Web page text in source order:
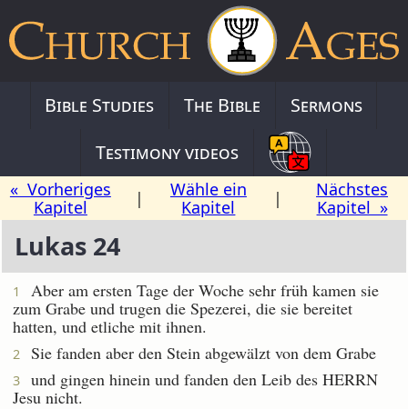
Bible Studies The Bible
Sermons
Testimony videos
« Vorheriges
Kapitel
|
Wähle ein
Kapitel
|
Nächstes
Kapitel »
Lukas 24
1
Aber am ersten Tage der Woche sehr früh kamen sie
zum Grabe und trugen die Spezerei, die sie bereitet
hatten, und etliche mit ihnen.
2 Sie fanden aber den Stein abgewälzt von dem Grabe
3
und gingen hinein und fanden den Leib des HERRN
Jesu nicht.